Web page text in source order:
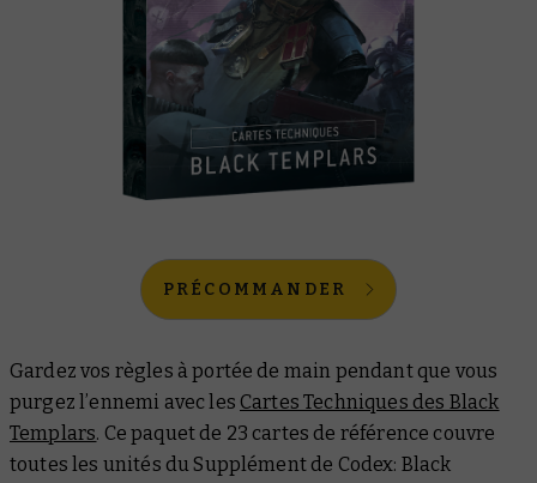
PRÉCOMMANDER
Gardez vos règles à portée de main pendant que vous
purgez l’ennemi avec les Cartes Techniques des Black
Templars. Ce paquet de 23 cartes de référence couvre
toutes les unités duSupplément de Codex: Black